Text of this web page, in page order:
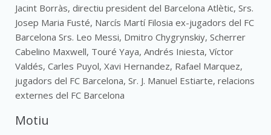
Jacint Borràs, directiu president del Barcelona Atlètic, Srs.
Josep Maria Fusté, Narcís Martí Filosia ex-jugadors del FC
Barcelona Srs. Leo Messi, Dmitro Chygrynskiy, Scherrer
Cabelino Maxwell, Touré Yaya, Andrés Iniesta, Víctor
Valdés, Carles Puyol, Xavi Hernandez, Rafael Marquez,
jugadors del FC Barcelona, Sr. J. Manuel Estiarte, relacions
externes del FC Barcelona
Motiu